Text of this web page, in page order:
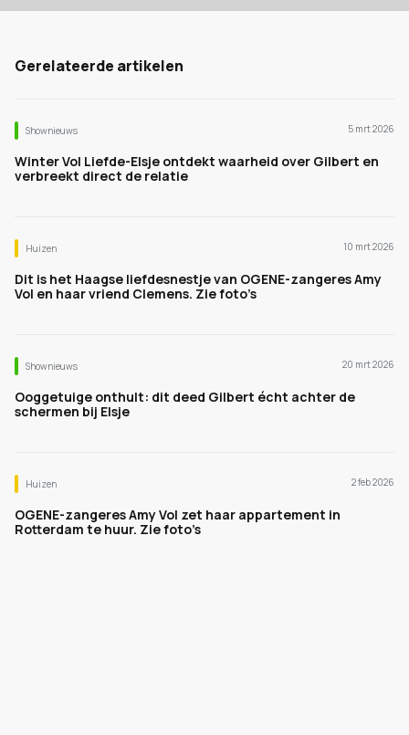
Gerelateerde artikelen
Shownieuws 5 mrt 2026
Winter Vol Liefde-Elsje ontdekt waarheid over Gilbert en
verbreekt direct de relatie
Huizen 10 mrt 2026
Dit is het Haagse liefdesnestje van OGENE-zangeres Amy
Vol en haar vriend Clemens. Zie foto’s
Shownieuws 20 mrt 2026
Ooggetuige onthult: dit deed Gilbert écht achter de
schermen bij Elsje
Huizen 2 feb 2026
OGENE-zangeres Amy Vol zet haar appartement in
Rotterdam te huur. Zie foto’s